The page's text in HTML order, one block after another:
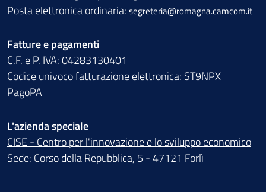
Posta elettronica ordinaria: segreteria@romagna.camcom.it
Fatture e pagamenti
C.F. e P. IVA: 04283130401
Codice univoco fatturazione elettronica: ST9NPX
PagoPA
L'azienda speciale
CISE - Centro per l'innovazione e lo sviluppo economico
Sede: Corso della Repubblica, 5 - 47121 Forlì